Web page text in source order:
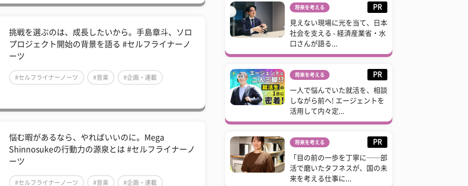
挑戦を選ぶのは、成長したいから。手島章斗、ソロ
プロジェクト開始の背景を語る #セルフライナーノ
ーツ
#セルフライナーノーツ #音楽 #企画・連載
悩む暇があるなら、やればいいのに。Mega
Shinnosukeの行動力の源泉とは #セルフライナーノ
ーツ
#セルフライナーノーツ #音楽 #企画・連載
将来を考える PR
見えない現場に光を当て、日本
社会を支える - 経済産業省・水
口さんが語る...
将来を考える PR
一人で悩んでいた就活を、相談
しながら前へ! エージェントを
活用して内々定...
将来を考える PR
「目の前の一歩を丁寧に──部
活で磨いたタフネスが、国の未
来を考える仕事に...